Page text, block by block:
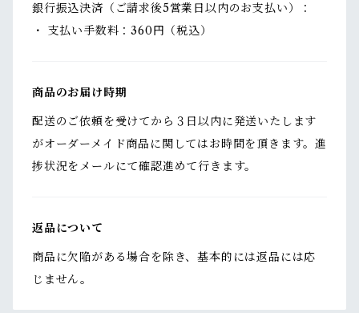
銀行振込決済（ご請求後5営業日以内のお支払い）：
・ 支払い手数料：360円（税込）
商品のお届け時期
配送のご依頼を受けてから３日以内に発送いたします
がオーダーメイド商品に関してはお時間を頂きます。進
捗状況をメールにて確認進めて行きます。
返品について
商品に欠陥がある場合を除き、基本的には返品には応
じません。